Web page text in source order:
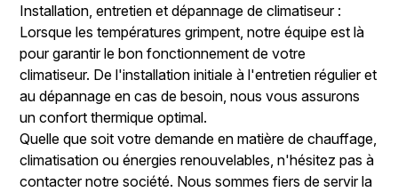
Installation, entretien et dépannage de climatiseur :
Lorsque les températures grimpent, notre équipe est là
pour garantir le bon fonctionnement de votre
climatiseur. De l'installation initiale à l'entretien régulier et
au dépannage en cas de besoin, nous vous assurons
un confort thermique optimal.
Quelle que soit votre demande en matière de chauffage,
climatisation ou énergies renouvelables, n'hésitez pas à
contacter notre société. Nous sommes fiers de servir la